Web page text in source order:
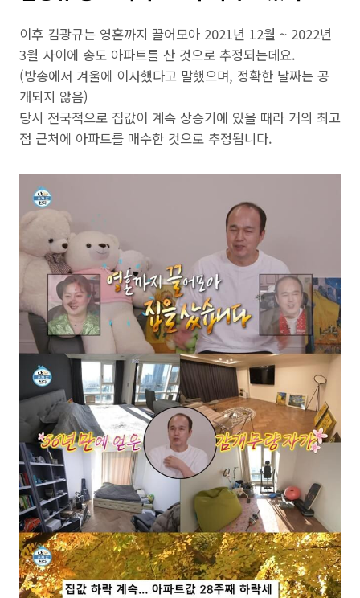
이후 김광규는 영혼까지 끌어모아 2021년 12월 ~ 2022년
3월 사이에 송도 아파트를 산 것으로 추정되는데요.
(방송에서 겨울에 이사했다고 말했으며, 정확한 날짜는 공
개되지 않음)
당시 전국적으로 집값이 계속 상승기에 있을 때라 거의 최고
점 근처에 아파트를 매수한 것으로 추정됩니다.